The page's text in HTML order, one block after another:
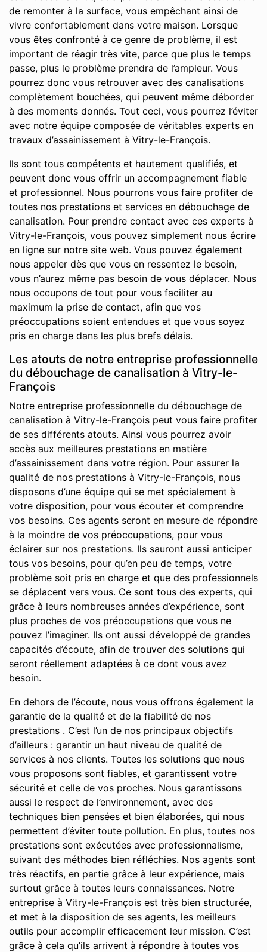
de remonter à la surface, vous empêchant ainsi de
vivre confortablement dans votre maison. Lorsque
vous êtes confronté à ce genre de problème, il est
important de réagir très vite, parce que plus le temps
passe, plus le problème prendra de l’ampleur. Vous
pourrez donc vous retrouver avec des canalisations
complètement bouchées, qui peuvent même déborder
à des moments donnés. Tout ceci, vous pourrez l’éviter
avec notre équipe composée de véritables experts en
travaux d’assainissement à Vitry-le-François.
Ils sont tous compétents et hautement qualifiés, et
peuvent donc vous offrir un accompagnement fiable
et professionnel. Nous pourrons vous faire profiter de
toutes nos prestations et services en débouchage de
canalisation. Pour prendre contact avec ces experts à
Vitry-le-François, vous pouvez simplement nous écrire
en ligne sur notre site web. Vous pouvez également
nous appeler dès que vous en ressentez le besoin,
vous n’aurez même pas besoin de vous déplacer. Nous
nous occupons de tout pour vous faciliter au
maximum la prise de contact, afin que vos
préoccupations soient entendues et que vous soyez
pris en charge dans les plus brefs délais.
Les atouts de notre entreprise professionnelle
du débouchage de canalisation à Vitry-le-
François
Notre entreprise professionnelle du débouchage de
canalisation à Vitry-le-François peut vous faire profiter
de ses différents atouts. Ainsi vous pourrez avoir
accès aux meilleures prestations en matière
d’assainissement dans votre région. Pour assurer la
qualité de nos prestations à Vitry-le-François, nous
disposons d’une équipe qui se met spécialement à
votre disposition, pour vous écouter et comprendre
vos besoins. Ces agents seront en mesure de répondre
à la moindre de vos préoccupations, pour vous
éclairer sur nos prestations. Ils sauront aussi anticiper
tous vos besoins, pour qu’en peu de temps, votre
problème soit pris en charge et que des professionnels
se déplacent vers vous. Ce sont tous des experts, qui
grâce à leurs nombreuses années d’expérience, sont
plus proches de vos préoccupations que vous ne
pouvez l’imaginer. Ils ont aussi développé de grandes
capacités d’écoute, afin de trouver des solutions qui
seront réellement adaptées à ce dont vous avez
besoin.
En dehors de l’écoute, nous vous offrons également la
garantie de la qualité et de la fiabilité de nos
prestations . C’est l’un de nos principaux objectifs
d’ailleurs : garantir un haut niveau de qualité de
services à nos clients. Toutes les solutions que nous
vous proposons sont fiables, et garantissent votre
sécurité et celle de vos proches. Nous garantissons
aussi le respect de l’environnement, avec des
techniques bien pensées et bien élaborées, qui nous
permettent d’éviter toute pollution. En plus, toutes nos
prestations sont exécutées avec professionnalisme,
suivant des méthodes bien réfléchies. Nos agents sont
très réactifs, en partie grâce à leur expérience, mais
surtout grâce à toutes leurs connaissances. Notre
entreprise à Vitry-le-François est très bien structurée,
et met à la disposition de ses agents, les meilleurs
outils pour accomplir efficacement leur mission. C’est
grâce à cela qu’ils arrivent à répondre à toutes vos